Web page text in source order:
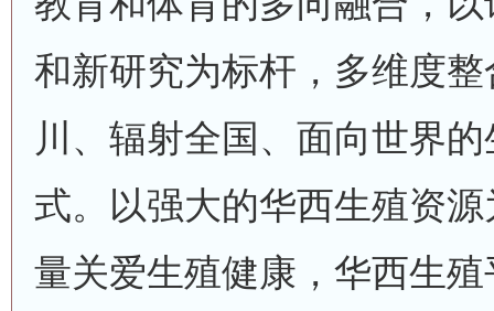
和新研究为标杆，多维度
川、辐射全国、面向世界
式。以强大的华西生殖资
量关爱生殖健康，华西生